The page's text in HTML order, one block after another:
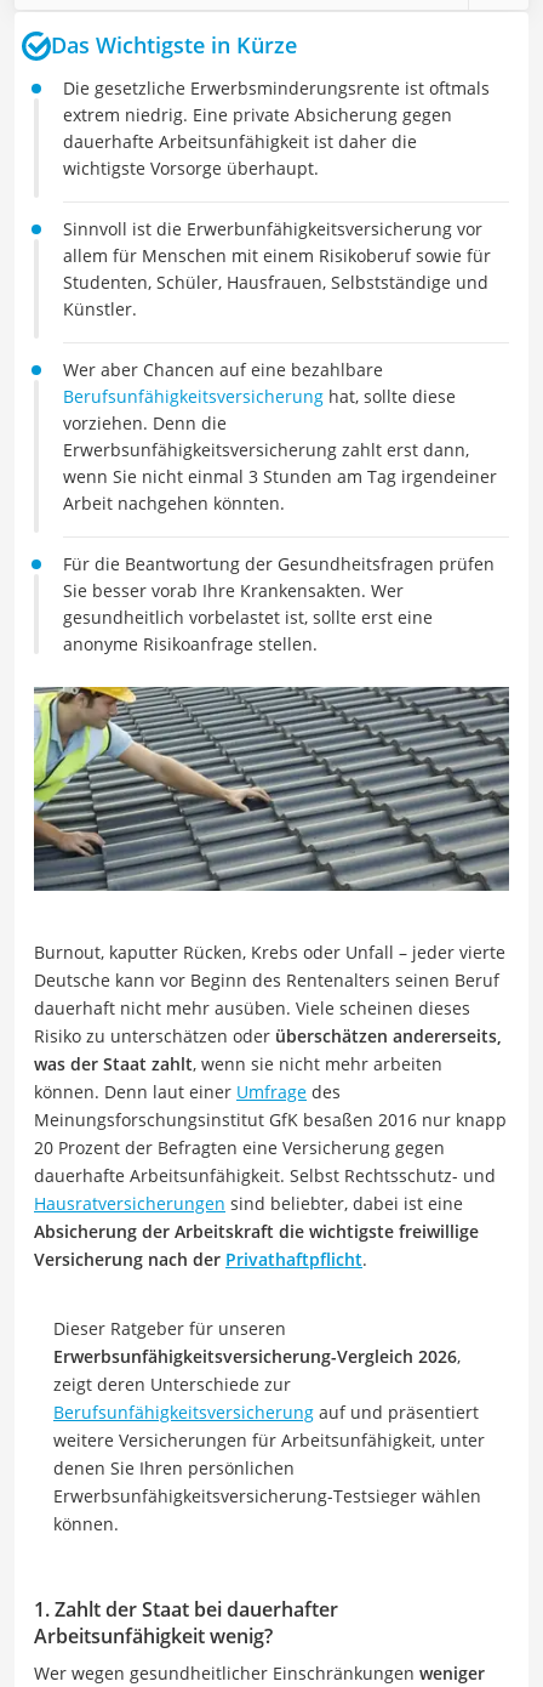
Das Wichtigste in Kürze
Die gesetzliche Erwerbsminderungsrente ist oftmals
extrem niedrig. Eine private Absicherung gegen
dauerhafte Arbeitsunfähigkeit ist daher die
wichtigste Vorsorge überhaupt.
Sinnvoll ist die Erwerbunfähigkeitsversicherung vor
allem für Menschen mit einem Risikoberuf sowie für
Studenten, Schüler, Hausfrauen, Selbstständige und
Künstler.
Wer aber Chancen auf eine bezahlbare
Berufsunfähigkeitsversicherung hat, sollte diese
vorziehen. Denn die
Erwerbsunfähigkeitsversicherung zahlt erst dann,
wenn Sie nicht einmal 3 Stunden am Tag irgendeiner
Arbeit nachgehen könnten.
Für die Beantwortung der Gesundheitsfragen prüfen
Sie besser vorab Ihre Krankensakten. Wer
gesundheitlich vorbelastet ist, sollte erst eine
anonyme Risikoanfrage stellen.
Burnout, kaputter Rücken, Krebs oder Unfall – jeder vierte
Deutsche kann vor Beginn des Rentenalters seinen Beruf
dauerhaft nicht mehr ausüben. Viele scheinen dieses
Risiko zu unterschätzen oder überschätzen andererseits,
was der Staat zahlt, wenn sie nicht mehr arbeiten
können. Denn laut einer Umfrage des
Meinungsforschungsinstitut GfK besaßen 2016 nur knapp
20 Prozent der Befragten eine Versicherung gegen
dauerhafte Arbeitsunfähigkeit. Selbst Rechtsschutz- und
Hausratversicherungen sind beliebter, dabei ist eine
Absicherung der Arbeitskraft die wichtigste freiwillige
Versicherung nach der Privathaftpflicht.
Dieser Ratgeber für unseren
Erwerbsunfähigkeitsversicherung-Vergleich 2026,
zeigt deren Unterschiede zur
Berufsunfähigkeitsversicherung auf und präsentiert
weitere Versicherungen für Arbeitsunfähigkeit, unter
denen Sie Ihren persönlichen
Erwerbsunfähigkeitsversicherung-Testsieger wählen
können.
1. Zahlt der Staat bei dauerhafter
Arbeitsunfähigkeit wenig?
Wer wegen gesundheitlicher Einschränkungen weniger